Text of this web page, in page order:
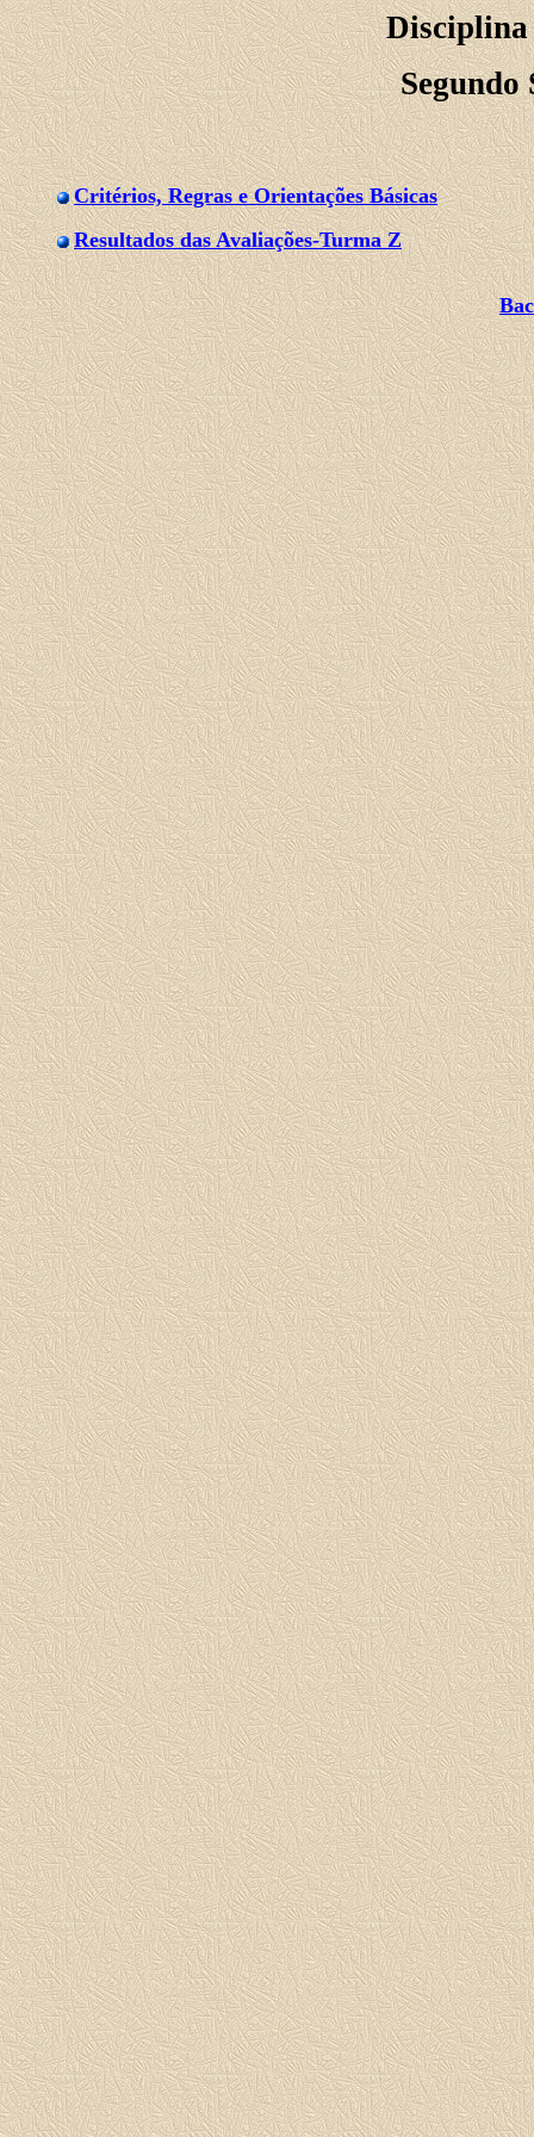
Segundo
Critérios, Regras e Orientações Básicas
Resultados das Avaliações-Turma Z